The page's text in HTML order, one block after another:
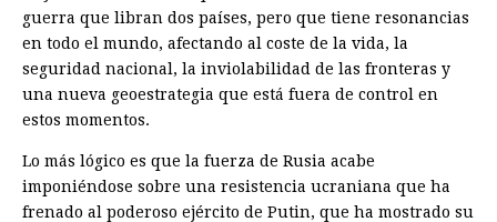
guerra que libran dos países, pero que tiene resonancias
en todo el mundo, afectando al coste de la vida, la
seguridad nacional, la inviolabilidad de las fronteras y
una nueva geoestrategia que está fuera de control en
estos momentos.
Lo más lógico es que la fuerza de Rusia acabe
imponiéndose sobre una resistencia ucraniana que ha
frenado al poderoso ejército de Putin, que ha mostrado su